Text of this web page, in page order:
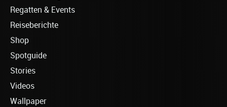
Regatten & Events
Reiseberichte
Shop
Spotguide
Stories
Videos
Wallpaper